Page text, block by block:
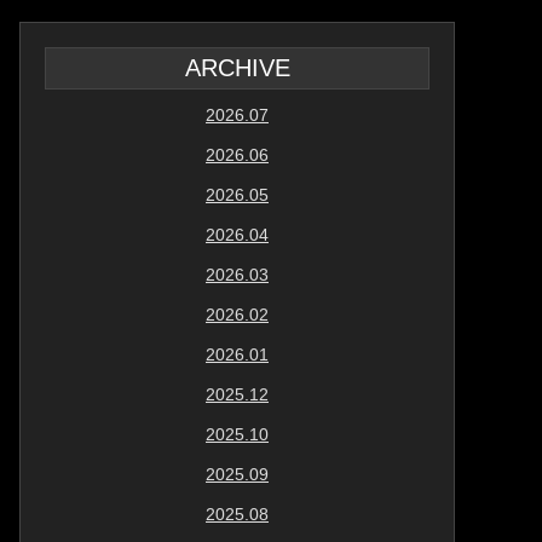
ARCHIVE
2026.07
2026.06
2026.05
2026.04
2026.03
2026.02
2026.01
2025.12
2025.10
2025.09
2025.08